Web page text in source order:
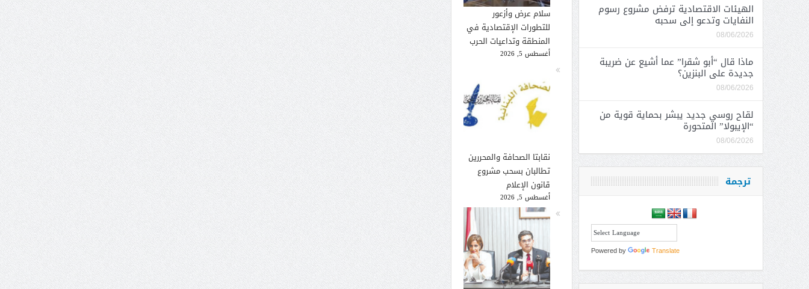
سلام عرض وأزعور
للتطورات الإقتصادية في
المنطقة وتداعيات الحرب
أغسطس 5, 2026
نقابتا الصحافة والمحررين
تطالبان بسحب مشروع
قانون الإعلام
أغسطس 5, 2026
الهيئات الاقتصادية ترفض مشروع رسوم
النفايات وتدعو إلى سحبه
08/06/2026
ماذا قال “أبو شقرا” عما أشيع عن ضريبة
جديدة على البنزين؟
08/06/2026
لقاح روسي جديد يبشر بحماية قوية من
“الإيبولا” المتحورة
08/06/2026
ترجمة
Powered by Translate